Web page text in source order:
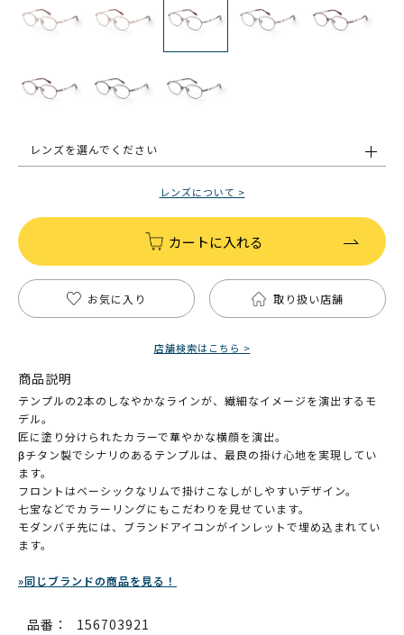
レンズを選んでください
レンズについて >
カートに入れる
お気に入り 取り扱い店舗
店舗検索はこちら >
商品説明
テンプルの2本のしなやかなラインが、繊細なイメージを演出するモ
デル。
匠に塗り分けられたカラーで華やかな横顔を演出。
βチタン製でシナリのあるテンプルは、最良の掛け心地を実現してい
ます。
フロントはベーシックなリムで掛けこなしがしやすいデザイン。
七宝などでカラーリングにもこだわりを見せています。
モダンバチ先には、ブランドアイコンがインレットで埋め込まれてい
ます。
»同じブランドの商品を見る！
品番： 156703921